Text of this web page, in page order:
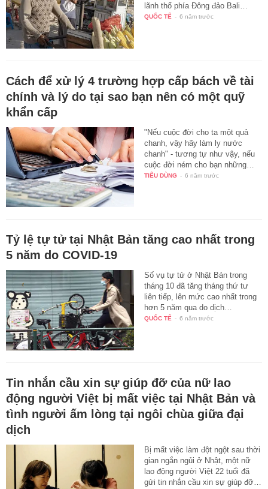
lãnh thổ phía Đông đảo Bali…
QUỐC TẾ - 6 năm trước
Cách để xử lý 4 trường hợp cấp bách về tài
chính và lý do tại sao bạn nên có một quỹ
khẩn cấp
"Nếu cuộc đời cho ta một quả
chanh, vậy hãy làm ly nước
chanh" - tương tự như vậy, nếu
cuộc đời ném cho bạn những…
TIÊU DÙNG - 6 năm trước
Tỷ lệ tự tử tại Nhật Bản tăng cao nhất trong
5 năm do COVID-19
Số vụ tự tử ở Nhật Bản trong
tháng 10 đã tăng tháng thứ tư
liên tiếp, lên mức cao nhất trong
hơn 5 năm qua do dịch…
QUỐC TẾ - 6 năm trước
Tin nhắn cầu xin sự giúp đỡ của nữ lao
động người Việt bị mất việc tại Nhật Bản và
tình người ấm lòng tại ngôi chùa giữa đại
dịch
Bị mất việc làm đột ngột sau thời
gian ngắn ngủi ở Nhật, một nữ
lao động người Việt 22 tuổi đã
gửi tin nhắn cầu xin sự giúp đỡ…